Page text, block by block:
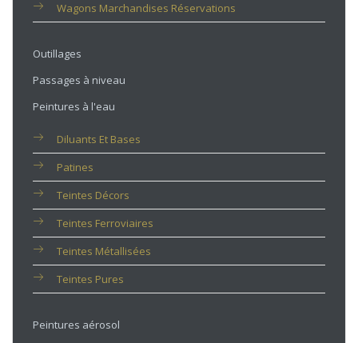
Wagons Marchandises Réservations
Outillages
Passages à niveau
Peintures à l'eau
Diluants Et Bases
Patines
Teintes Décors
Teintes Ferroviaires
Teintes Métallisées
Teintes Pures
Peintures aérosol